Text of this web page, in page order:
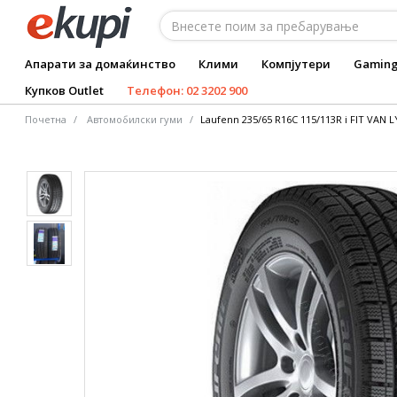
Апарати за домаќинство Клими Компјутери
Купков Outlet
Телефон: 02 3202 900
Почетна Автомобилски гуми Laufenn 235/65 R16C 115/113R i FIT VAN